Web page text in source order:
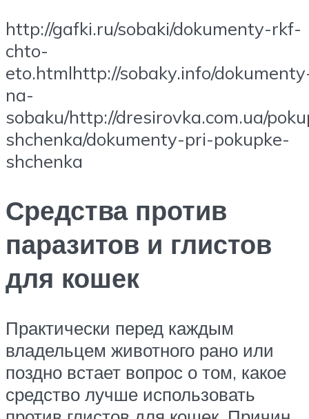
http://gafki.ru/sobaki/dokumenty-rkf-
chto-
eto.htmlhttp://sobaky.info/
na-
sobaku/http://dresirovka.com.ua/
shchenka/dokumenty-pri-pokupke-
shchenka
Средства против
паразитов и глистов
для кошек
Практически перед каждым
владельцем животного рано или
поздно встает вопрос о том, какое
средство лучше использовать